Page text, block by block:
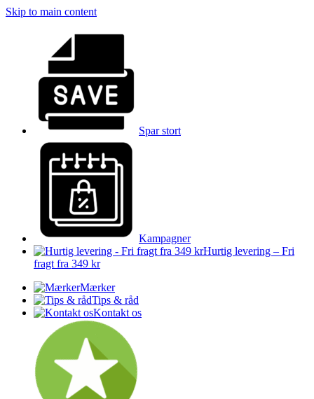
Skip to main content
Spar stort
Kampagner
Hurtig levering – Fri
fragt fra 349 kr
Mærker
Tips & råd
Kontakt os